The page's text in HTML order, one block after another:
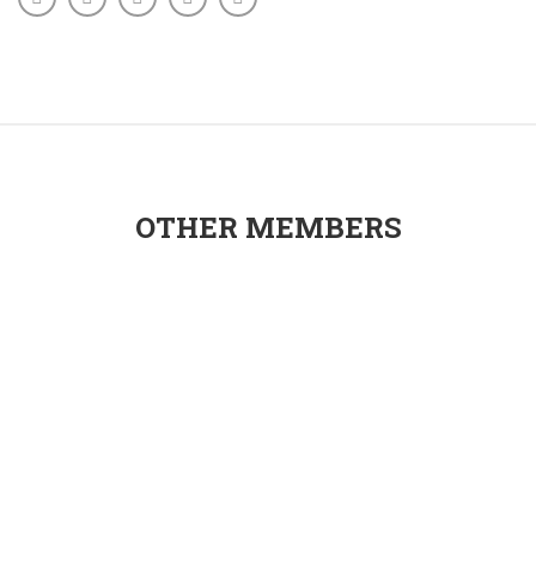
OTHER MEMBERS